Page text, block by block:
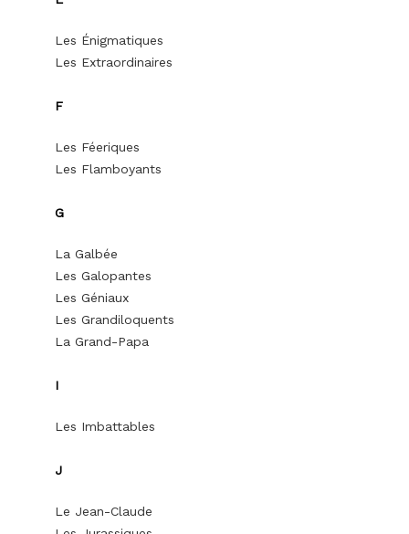
Les Énigmatiques
Les Extraordinaires
F
Les Féeriques
Les Flamboyants
G
La Galbée
Les Galopantes
Les Géniaux
Les Grandiloquents
La Grand-Papa
I
Les Imbattables
J
Le Jean-Claude